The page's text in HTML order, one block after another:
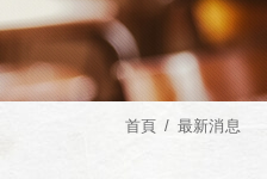
首頁 最新消息